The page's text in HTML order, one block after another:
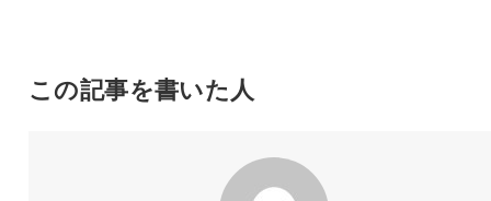
この記事を書いた人